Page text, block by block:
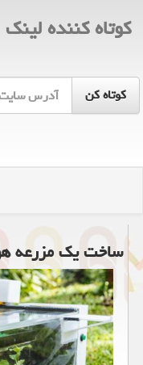
كوتاه كننده لینك
ساخت یك مزرعه